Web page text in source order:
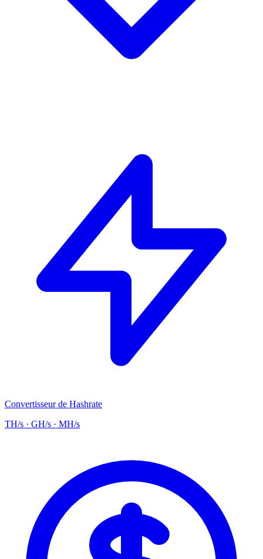
Convertisseur de Hashrate
TH/s · GH/s · MH/s